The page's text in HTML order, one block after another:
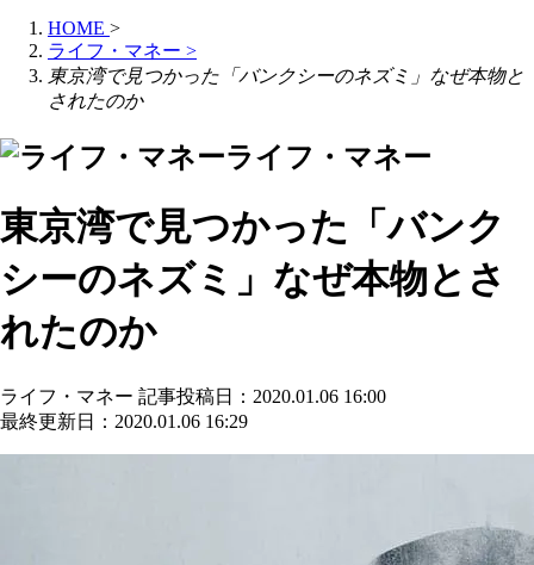
HOME >
ライフ・マネー >
東京湾で見つかった「バンクシーのネズミ」なぜ本物と
されたのか
ライフ・マネー
東京湾で見つかった「バンク
シーのネズミ」なぜ本物とさ
れたのか
ライフ・マネー 記事投稿日：2020.01.06 16:00
最終更新日：2020.01.06 16:29